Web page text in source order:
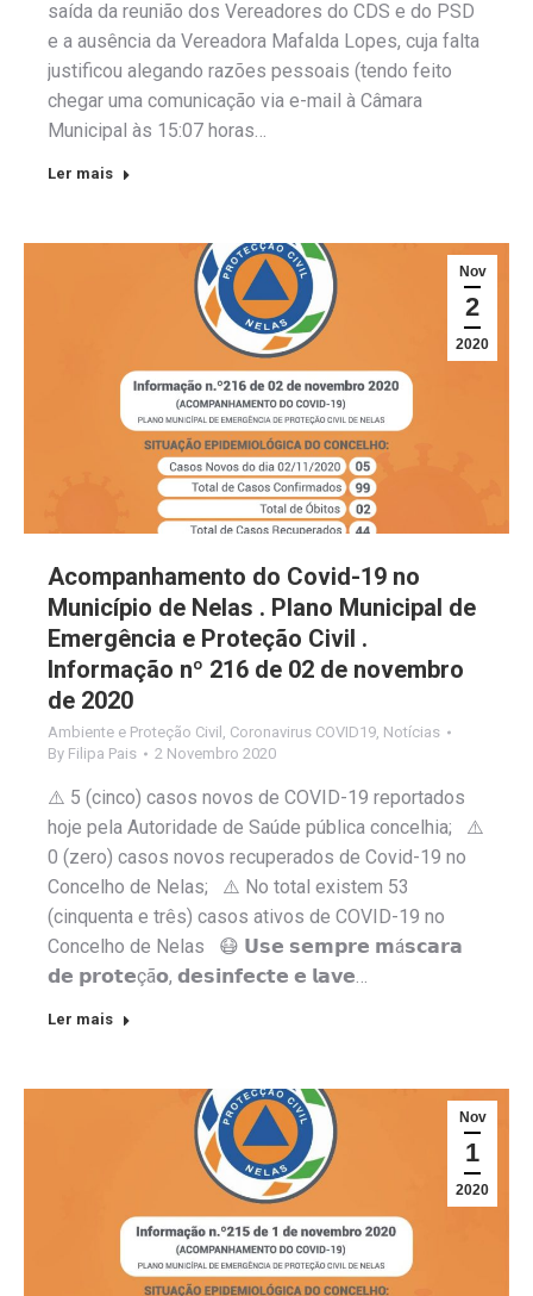
saída da reunião dos Vereadores do CDS e do PSD
e a ausência da Vereadora Mafalda Lopes, cuja falta
justificou alegando razões pessoais (tendo feito
chegar uma comunicação via e-mail à Câmara
Municipal às 15:07 horas…
Ler mais
Nov
2
2020
Acompanhamento do Covid-19 no
Município de Nelas . Plano Municipal de
Emergência e Proteção Civil .
Informação nº 216 de 02 de novembro
de 2020
Ambiente e Proteção Civil , Coronavirus COVID19, Notícias
By Filipa Pais 2 Novembro 2020
⚠️ 5 (cinco) casos novos de COVID-19 reportados
hoje pela Autoridade de Saúde pública concelhia; ⚠️
0 (zero) casos novos recuperados de Covid-19 no
Concelho de Nelas; ⚠️ No total existem 53
(cinquenta e três) casos ativos de COVID-19 no
Concelho de Nelas 😷 𝗨𝘀𝗲 𝘀𝗲𝗺𝗽𝗿𝗲 𝗺á𝘀𝗰𝗮𝗿𝗮
𝗱𝗲 𝗽𝗿𝗼𝘁𝗲çã𝗼, 𝗱𝗲𝘀𝗶𝗻𝗳𝗲𝗰𝘁𝗲 𝗲 𝗹𝗮𝘃𝗲…
Ler mais
Nov
1
2020